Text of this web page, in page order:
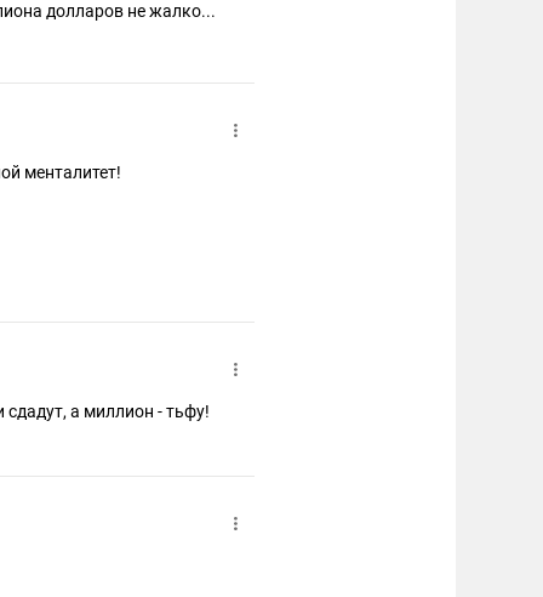
долларов не жалко...
заводной менталитет!
а миллион - тьфу!